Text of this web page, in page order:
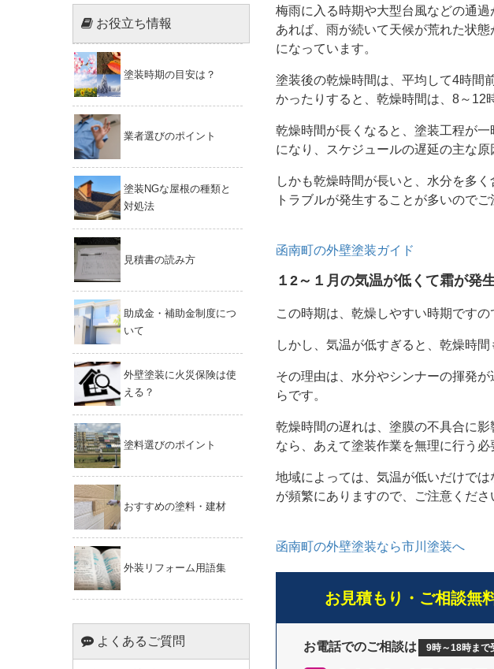
お役立ち情報
塗装時期の目安は？
業者選びのポイント
塗装NGな屋根の種類と
対処法
見積書の読み方
助成金・補助金制度につ
いて
外壁塗装に火災保険は使
える？
塗料選びのポイント
おすすめの塗料・建材
外装リフォーム用語集
よくあるご質問
梅雨に入る時期や大型台風などの通
あれば、雨が続いて天候が荒れた状
になっています。
塗装後の乾燥時間は、平均して4時間
かったりすると、乾燥時間は、8～12
乾燥時間が長くなると、塗装工程が
になり、スケジュールの遅延の主な原
しかも乾燥時間が長いと、水分を多
トラブルが発生することが多いのでご
函南町の外壁塗装ガイド
１2～１月の気温が低くて霜が発
この時期は、乾燥しやすい時期です
しかし、気温が低すぎると、乾燥時
その理由は、水分やシンナーの揮発
らです。
乾燥時間の遅れは、塗膜の不具合に
なら、あえて塗装作業を無理に行う必
地域によっては、気温が低いだけで
が頻繁にありますので、ご注意くださ
函南町の外壁塗装なら市川塗装へ
お見積もり・ご相談無
お電話でのご相談は 9時～18時まで